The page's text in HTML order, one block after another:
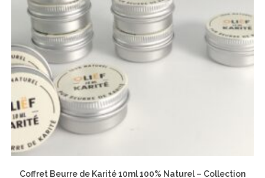
Coffret Beurre de Karité 10ml 100% Naturel – Collection